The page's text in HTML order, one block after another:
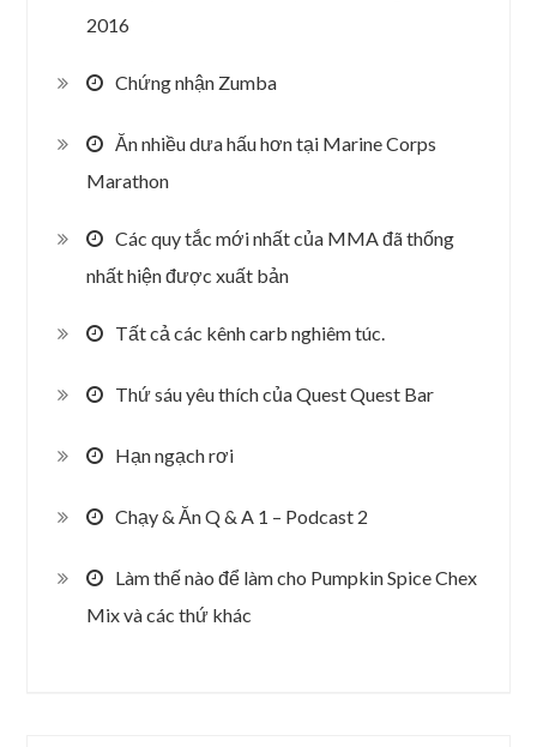
2016
Chứng nhận Zumba
Ăn nhiều dưa hấu hơn tại Marine Corps
Marathon
Các quy tắc mới nhất của MMA đã thống
nhất hiện được xuất bản
Tất cả các kênh carb nghiêm túc.
Thứ sáu yêu thích của Quest Quest Bar
Hạn ngạch rơi
Chạy & Ăn Q & A 1 – Podcast 2
Làm thế nào để làm cho Pumpkin Spice Chex
Mix và các thứ khác